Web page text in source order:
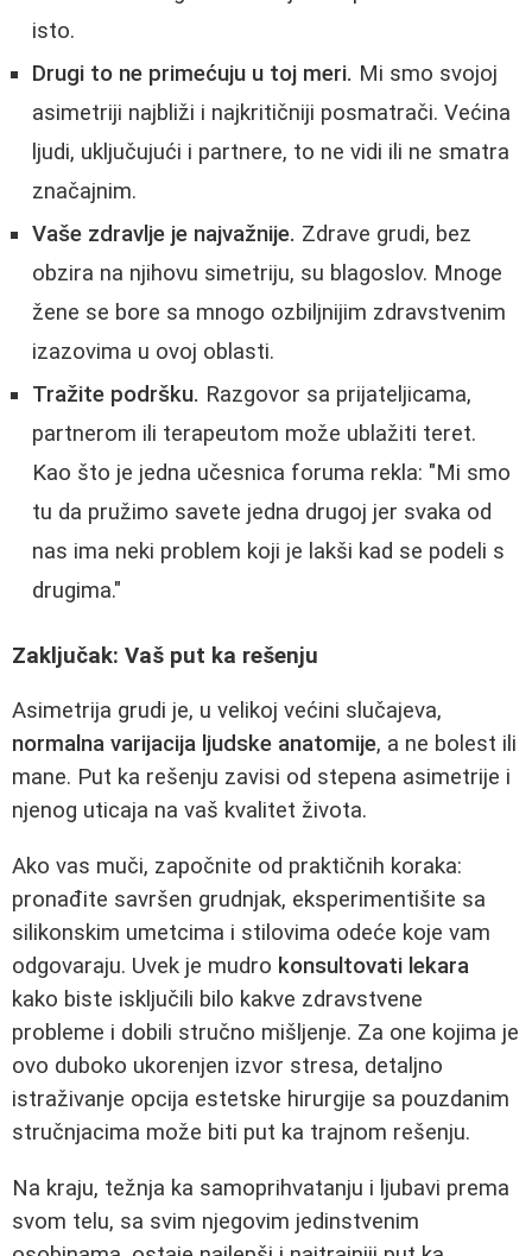
isto.
Drugi to ne primećuju u toj meri. Mi smo svojoj
asimetriji najbliži i najkritičniji posmatrači. Većina
ljudi, uključujući i partnere, to ne vidi ili ne smatra
značajnim.
Vaše zdravlje je najvažnije. Zdrave grudi, bez
obzira na njihovu simetriju, su blagoslov. Mnoge
žene se bore sa mnogo ozbiljnijim zdravstvenim
izazovima u ovoj oblasti.
Tražite podršku. Razgovor sa prijateljicama,
partnerom ili terapeutom može ublažiti teret.
Kao što je jedna učesnica foruma rekla: "Mi smo
tu da pružimo savete jedna drugoj jer svaka od
nas ima neki problem koji je lakši kad se podeli s
drugima."
Zaključak: Vaš put ka rešenju
Asimetrija grudi je, u velikoj većini slučajeva,
normalna varijacija ljudske anatomije, a ne bolest ili
mane. Put ka rešenju zavisi od stepena asimetrije i
njenog uticaja na vaš kvalitet života.
Ako vas muči, započnite od praktičnih koraka:
pronađite savršen grudnjak, eksperimentišite sa
silikonskim umetcima i stilovima odeće koje vam
odgovaraju. Uvek je mudro konsultovati lekara
kako biste isključili bilo kakve zdravstvene
probleme i dobili stručno mišljenje. Za one kojima je
ovo duboko ukorenjen izvor stresa, detaljno
istraživanje opcija estetske hirurgije sa pouzdanim
stručnjacima može biti put ka trajnom rešenju.
Na kraju, težnja ka samoprihvatanju i ljubavi prema
svom telu, sa svim njegovim jedinstvenim